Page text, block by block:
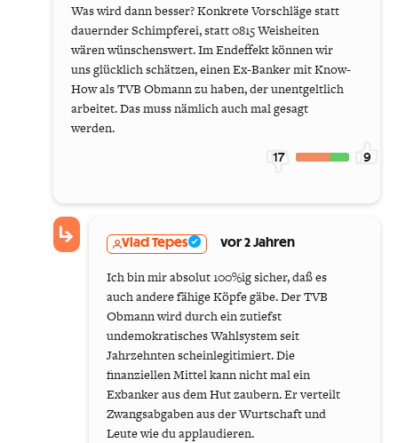
Was wird dann besser? Konkrete Vorschläge statt
dauernder Schimpferei, statt 0815 Weisheiten
wären wünschenswert. Im Endeffekt können wir
uns glücklich schätzen, einen Ex-Banker mit Know-
How als TVB Obmann zu haben, der unentgeltlich
arbeitet. Das muss nämlich auch mal gesagt
werden.
17 9
Vlad Tepes vor 2 Jahren
Ich bin mir absolut 100%ig sicher, daß es
auch andere fähige Köpfe gäbe. Der TVB
Obmann wird durch ein zutiefst
undemokratisches Wahlsystem seit
Jahrzehnten scheinlegitimiert. Die
finanziellen Mittel kann nicht mal ein
Exbanker aus dem Hut zaubern. Er verteilt
Zwangsabgaben aus der Wurtschaft und
Leute wie du applaudieren.